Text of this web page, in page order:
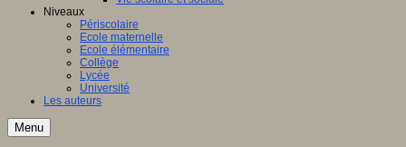
Niveaux
Périscolaire
Ecole maternelle
Ecole élémentaire
Collège
Lycée
Université
Les auteurs
Menu